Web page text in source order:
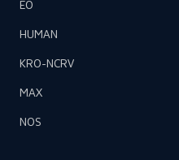
EO
HUMAN
KRO-NCRV
MAX
NOS